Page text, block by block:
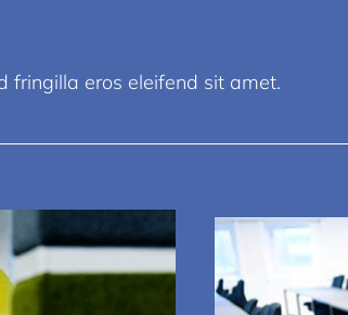
fringilla eros eleifend sit amet.